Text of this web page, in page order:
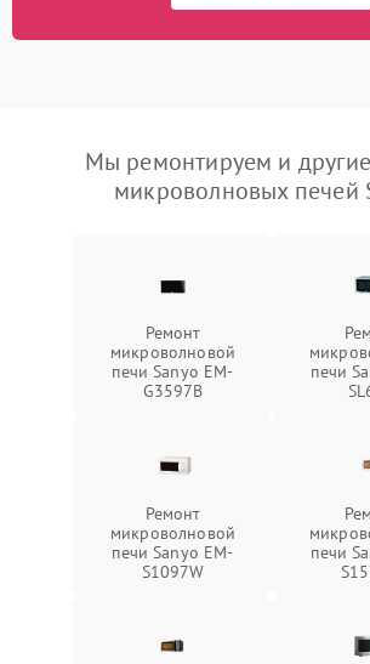
Мы ремонтируем и
микроволновых печей
Ремонт
микроволновой
печи Sanyo EM-
G3597B
печи
Ремонт
микроволновой
печи Sanyo EM-
S1097W
печи